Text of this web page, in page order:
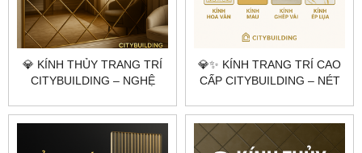
💎 KÍNH THỦY TRANG TRÍ
CITYBUILDING – NGHỆ
KHÔNG GIAN HIỆN ĐẠI
💎✨ KÍNH TRANG TRÍ CAO
CẤP CITYBUILDING – NÉT
KHÔNG GIAN SỐNG ✨💎